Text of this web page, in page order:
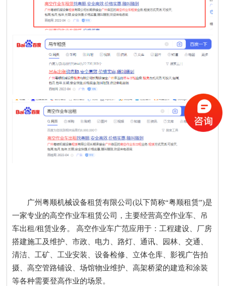
广州粤顺机械设备租赁有限公司(以下简称“粤顺租赁”)是
一家专业的高空作业车租赁公司，主要经营高空作业车、吊
车出租/租赁业务。 高空作业车广范应用于：工程建设、厂房
搭建施工及维护、市政、电力、路灯、通讯、园林、交通、
清洁、工矿、工业安装、设备检修、立体仓库、影视广告拍
摄、高空管路铺设、场馆物业维护、高架桥梁的建造和涂装
等各种需要登高作业的场景。